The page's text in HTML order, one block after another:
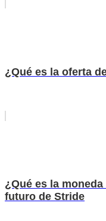
¿Qué es la oferta
¿Qué es la
futuro de Stride